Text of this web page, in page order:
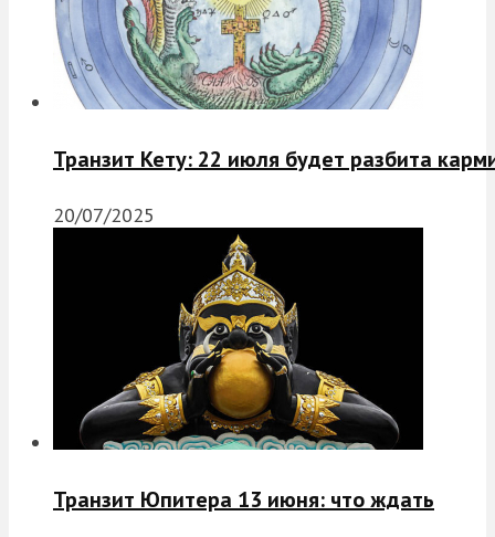
Транзит Кету: 22 июля будет разбита
20/07/2025
Транзит Юпитера 13 июня: что ждать